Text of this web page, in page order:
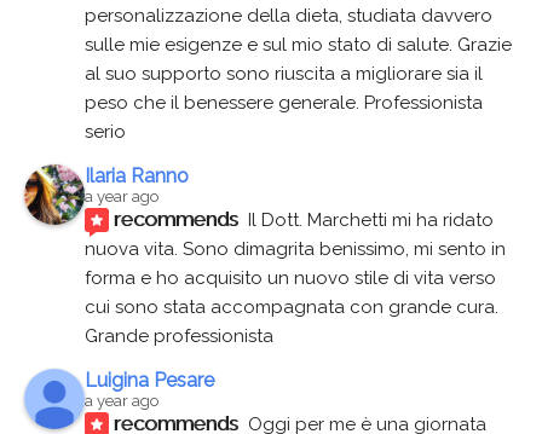
personalizzazione della dieta, studiata davvero
sulle mie esigenze e sul mio stato di salute. Grazie
al suo supporto sono riuscita a migliorare sia il
peso che il benessere generale. Professionista
serio
Ilaria Ranno
a year ago
recommends Il Dott. Marchetti mi ha ridato
nuova vita. Sono dimagrita benissimo, mi sento in
forma e ho acquisito un nuovo stile di vita verso
cui sono stata accompagnata con grande cura.
Grande professionista
Luigina Pesare
a year ago
recommends Oggi per me è una giornata